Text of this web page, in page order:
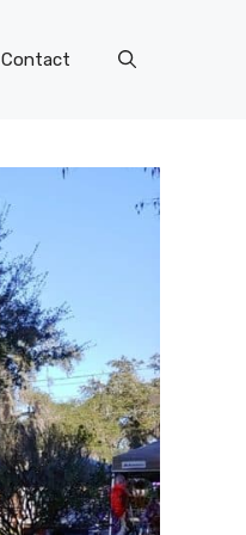
Contact